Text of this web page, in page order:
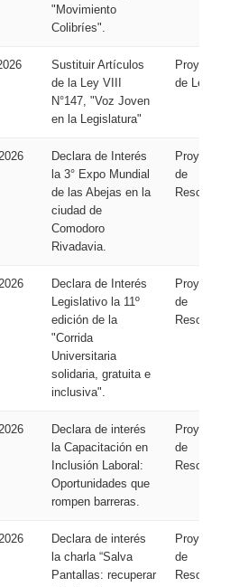
"Movimiento
Colibríes".
Sustituir Artículos
de la Ley VIII
N°147, "Voz Joven
en la Legislatura"
Proyecto
de Ley
Declara de Interés
la 3° Expo Mundial
de las Abejas en la
ciudad de
Comodoro
Rivadavia.
Proyecto
de
Resolución
Declara de Interés
Legislativo la 11º
edición de la
"Corrida
Universitaria
solidaria, gratuita e
inclusiva".
Proyecto
de
Resolución
Declara de interés
la Capacitación en
Inclusión Laboral:
Oportunidades que
rompen barreras.
Proyecto
de
Resolución
Declara de interés
la charla “Salva
Pantallas: recuperar
Proyecto
de
Resolución